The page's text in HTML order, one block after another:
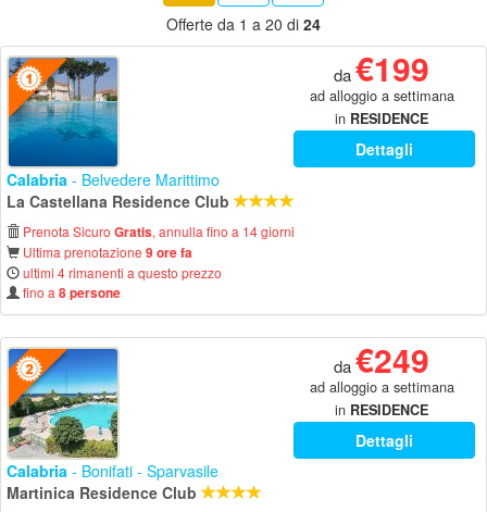
Offerte da 1 a 20 di 24
da€199
ad alloggio a settimana
in RESIDENCE
Dettagli
Calabria - Belvedere Marittimo
La Castellana Residence Club
Prenota Sicuro Gratis, annulla fino a 14 giorni
Ultima prenotazione 9 ore fa
ultimi 4 rimanenti a questo prezzo
fino a 8 persone
da€249
ad alloggio a settimana
in RESIDENCE
Dettagli
Calabria - Bonifati - Sparvasile
Martinica Residence Club